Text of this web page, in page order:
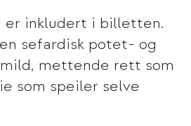
er inkludert i billetten.
sefardisk potet- og
mettende rett som
som speiler selve